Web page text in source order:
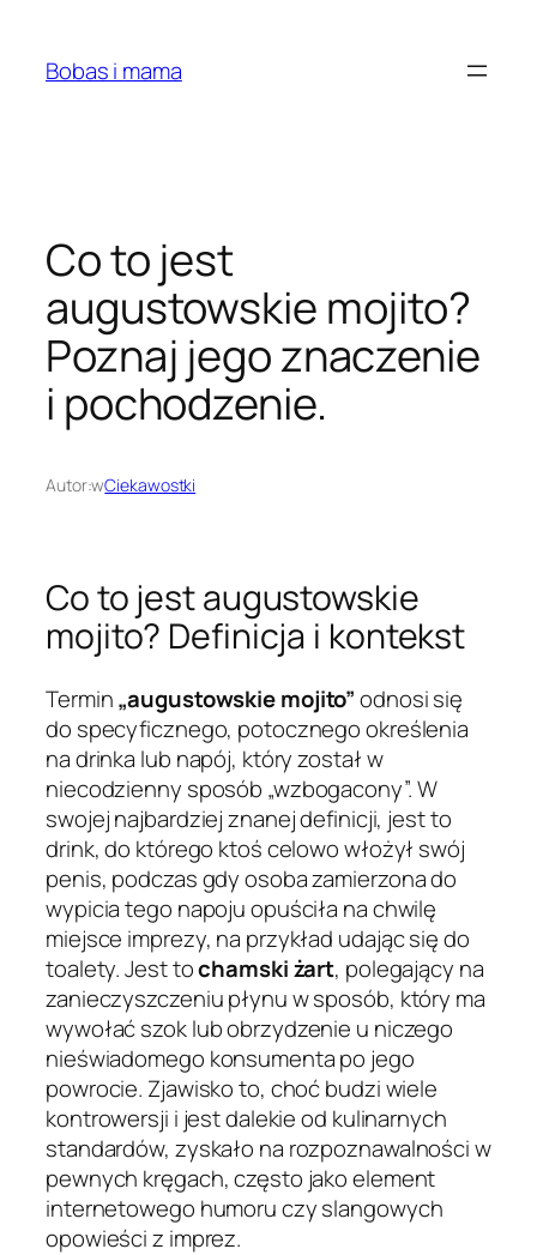
treściBobas i mama
Co to jest
augustowskie mojito?
Poznaj jego znaczenie
i pochodzenie.
Autor:wCiekawostki
Co to jest augustowskie
mojito? Definicja i kontekst
Termin„augustowskie mojito”odnosi się
do specyficznego, potocznego określenia
na drinka lub napój, który został w
niecodzienny sposób „wzbogacony”. W
swojej najbardziej znanej definicji, jest to
drink, do którego ktoś celowo włożył swój
penis, podczas gdy osoba zamierzona do
wypicia tego napoju opuściła na chwilę
miejsce imprezy, na przykład udając się do
toalety. Jest tochamski żart, polegający na
zanieczyszczeniu płynu w sposób, który ma
wywołać szok lub obrzydzenie u niczego
nieświadomego konsumenta po jego
powrocie. Zjawisko to, choć budzi wiele
kontrowersji i jest dalekie od kulinarnych
standardów, zyskało na rozpoznawalności w
pewnych kręgach, często jako element
internetowego humoru czy slangowych
opowieści z imprez.